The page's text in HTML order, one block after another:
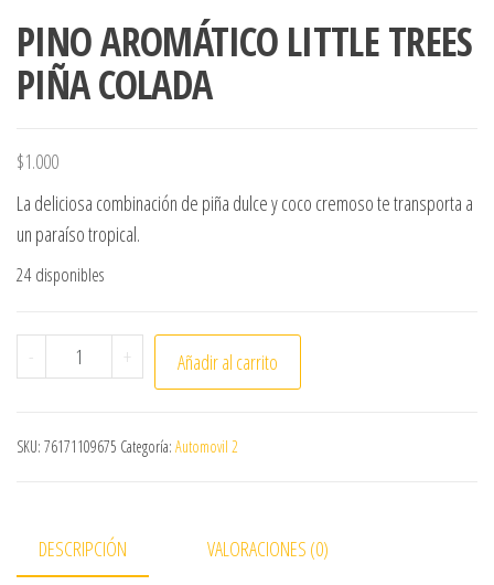
PINO AROMÁTICO LITTLE TREES
PIÑA COLADA
$1.000
La deliciosa combinación de piña dulce y coco cremoso te transporta a
un paraíso tropical.
24 disponibles
- PINO AROMÁTICO LITTLE TREES PIÑA COLADA cantidad
+ Añadir al carrito
SKU: 76171109675 Categoría: Automovil 2
DESCRIPCIÓN VALORACIONES (0)